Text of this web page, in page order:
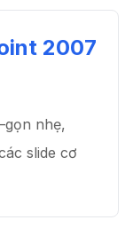
2007
nhẹ,
slide cơ